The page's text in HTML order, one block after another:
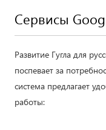
Сервисы
Развитие Гугла для
поспевает за
система предлагает
работы: